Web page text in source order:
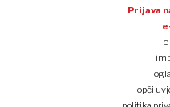
Prijava
opći